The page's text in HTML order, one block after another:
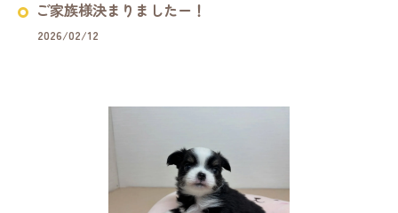
ご家族様決まりましたー！
2026/02/12